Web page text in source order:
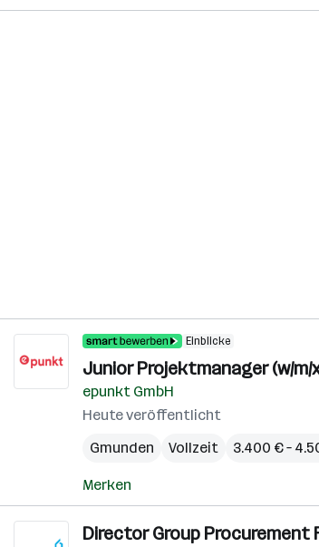
Einblicke
Junior Projektmanager (w/m/
epunkt GmbH
Heute veröffentlicht
Gmunden
Vollzeit 3.400 € –
Merken
Director Group Procurement